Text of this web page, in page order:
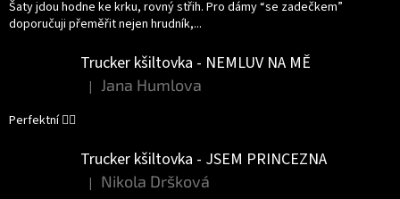
Šaty jdou hodne ke krku, rovný střih. Pro dámy “se zadečkem”
doporučuji přeměřit nejen hrudník,...
Trucker kšiltovka - NEMLUV NA MĚ
Hodnocení produktu je 5 z 5 hvězdiček.
| Jana Humlova
Perfektní 👌🏻
Trucker kšiltovka - JSEM PRINCEZNA
Hodnocení produktu je 5 z 5 hvězdiček.
| Nikola Dršková